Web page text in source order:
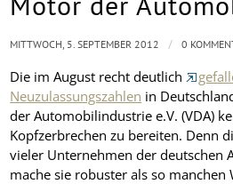
Die im August recht deutlich
Neuzulassungszahlen in
der Automobilindustrie e.V. (VDA)
Kopfzerbrechen zu bereiten. Denn
vieler Unternehmen der deutschen
mache sie robuster als so
MITTWOCH, 5. SEPTEMBER 2012 / 0